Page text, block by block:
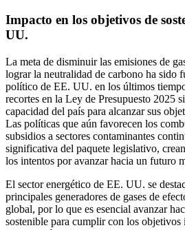
Impacto en los objetivos de
UU.
La meta de disminuir las emisiones de
lograr la neutralidad de carbono ha sido
político de EE. UU. en los últimos
recortes en la Ley de Presupuesto 2025
capacidad del país para alcanzar sus
Las políticas que aún favorecen los
subsidios a sectores contaminantes
significativa del paquete legislativo,
los intentos por avanzar hacia un futuro
El sector energético de EE. UU. se
principales generadores de gases de
global, por lo que es esencial avanzar
sostenible para cumplir con los objetivos